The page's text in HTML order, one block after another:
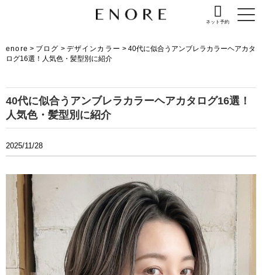
ネット予約
enore > ブログ > デザインカラー >40代に似合うアンブレラカラーヘアカタ
ログ16選！人気色・髪型別に紹介
40代に似合うアンブレラカラーヘアカタログ16選！
人気色・髪型別に紹介
2025/11/28